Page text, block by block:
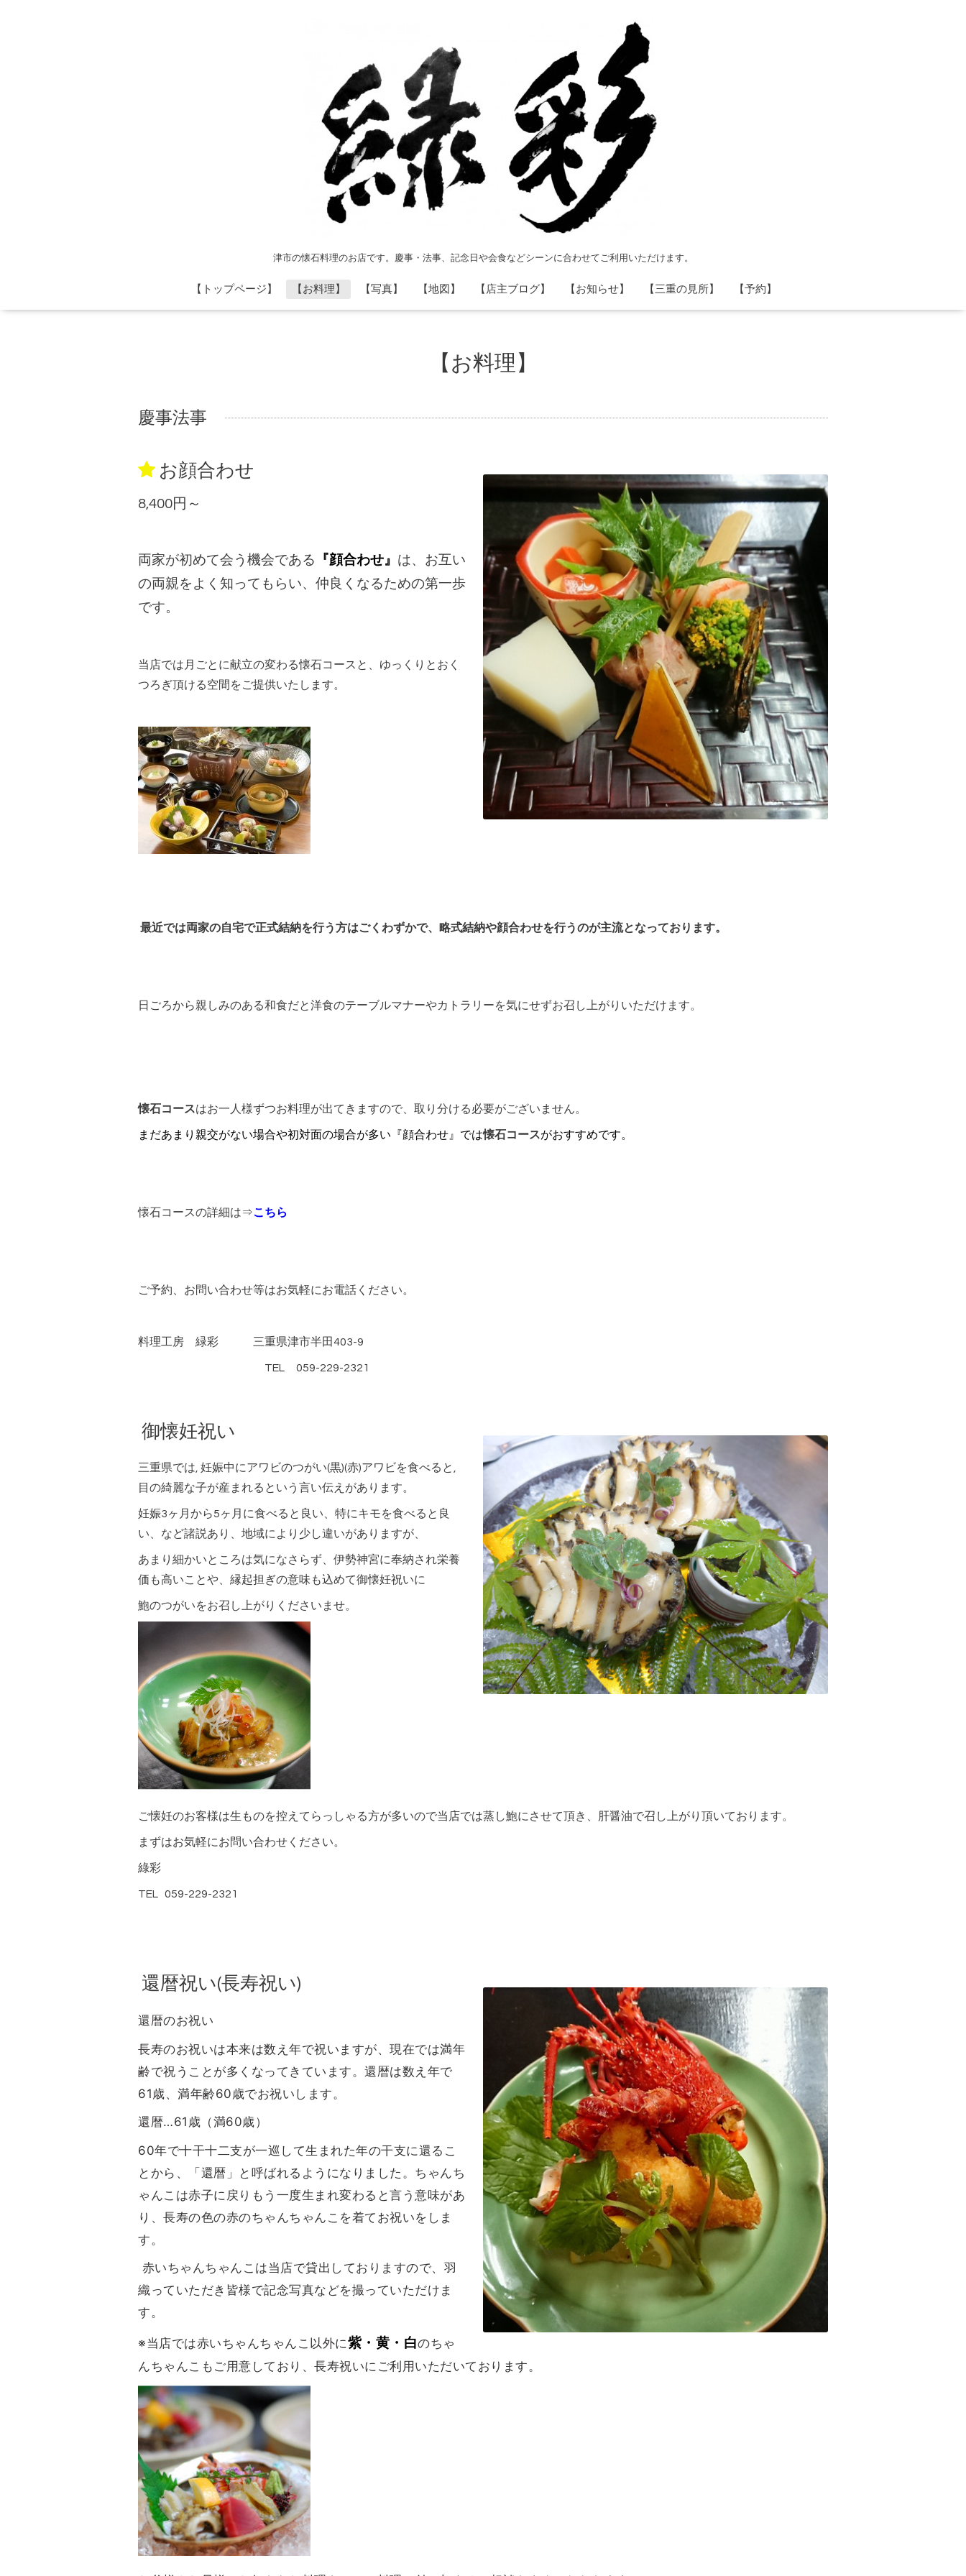
津市の懐石料理のお店です。慶事・法事、記念日や会食などシーンに合わせてご利用いただけます。
【トップページ】 【お料理】 【写真】 【地図】 【店主ブログ】 【お知らせ】 【三重の見所】 【予約】
【お料理】
慶事法事
お顔合わせ
8,400円～
両家が初めて会う機会である 『顔合わせ』 は、お互い
の両親をよく知ってもらい、仲良くなるための第一歩
です。
当店では月ごとに献立の変わる懐石コースと、ゆっくりとおく
つろぎ頂ける空間をご提供いたします。
最近では両家の自宅で正式結納を行う方はごくわずかで、 略式結納や顔合わせを行うのが主流となっております。
日ごろから親しみのある和食だと洋食のテーブルマナーやカトラリーを気にせずお召し上がりいただけます。
懐石コースはお一人様ずつお料理が出てきますので、取り分ける必要がございません。
まだあまり親交がない場合や初対面の場合が多い『顔合わせ』では懐石コースがおすすめです。
懐石コースの詳細は⇒こちら
ご予約、お問い合わせ等はお気軽にお電話ください。
料理工房 緑彩 三重県津市半田403-9
TEL 059-229-2321
御懐妊祝い
三重県では, 妊娠中にアワビのつがい(黒)(赤)アワビを食べると,
目の綺麗な子が産まれるという言い伝えがあります。
妊娠3ヶ月から5ヶ月に食べると良い、特にキモを食べると良
い、など諸説あり、地域により少し違いがありますが、
あまり細かいところは気になさらず、伊勢神宮に奉納され栄養
価も高いことや、縁起担ぎの意味も込めて御懐妊祝いに
鮑のつがいをお召し上がりくださいませ。
ご懐妊のお客様は生ものを控えてらっしゃる方が多いので当店では蒸し鮑にさせて頂き、肝醤油で召し上がり頂いております。
まずはお気軽にお問い合わせください。
綠彩
TEL 059-229-2321
還暦祝い(長寿祝い)
還暦のお祝い
長寿のお祝いは本来は数え年で祝いますが、現在では満年
齢で祝うことが多くなってきています。還暦は数え年で
61歳、満年齢60歳でお祝いします。
還暦…61歳（満60歳）
60年で十干十二支が一巡して生まれた年の干支に還るこ
とから、「還暦」と呼ばれるようになりました。ちゃんち
ゃんこは赤子に戻りもう一度生まれ変わると言う意味があ
り、長寿の色の赤のちゃんちゃんこを着てお祝いをしま
す。
赤いちゃんちゃんこは当店で貸出しておりますので、羽
織っていただき皆様で記念写真などを撮っていただけま
す。
※当店では赤いちゃんちゃんこ以外に紫・黄・白のちゃ
んちゃんこもご用意しており、長寿祝いにご利用いただいております。